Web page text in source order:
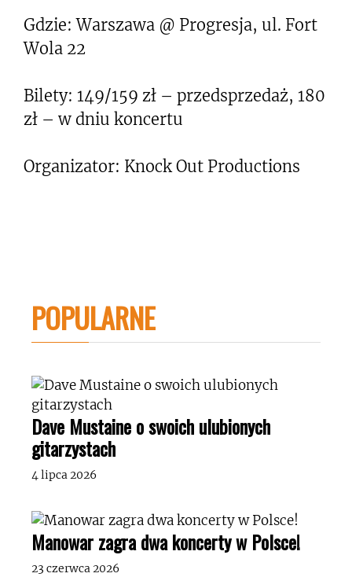
Gdzie: Warszawa @ Progresja, ul. Fort
Wola 22
Bilety: 149/159 zł – przedsprzedaż, 180
zł – w dniu koncertu
Organizator: Knock Out Productions
POPULARNE
Dave Mustaine o swoich ulubionych
gitarzystach
4 lipca 2026
Manowar zagra dwa koncerty w Polsce!
23 czerwca 2026